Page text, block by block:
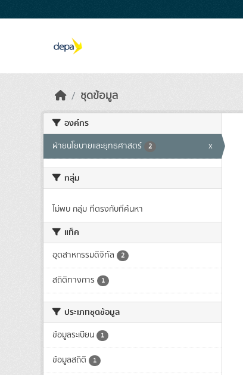
ชุดข้อมูล
องค์กร
ฝ่ายนโยบายและยุทธศาสตร์ 2 x
กลุ่ม
ไม่พบ กลุ่ม ที่ตรงกับที่ค้นหา
แท็ค
อุตสาหกรรมดิจิทัล 2
สถิติทางการ 1
ประเภทชุดข้อมูล
ข้อมูลระเบียน 1
ข้อมูลสถิติ 1